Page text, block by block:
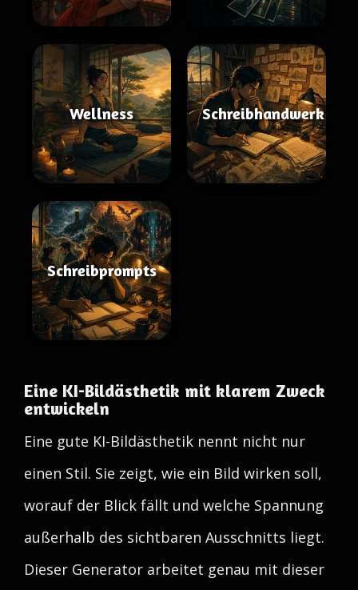
Wellness Schreibhandwerk
Schreibprompts
Eine KI-Bildästhetik mit klarem Zweck
entwickeln
Eine gute KI-Bildästhetik nennt nicht nur
einen Stil. Sie zeigt, wie ein Bild wirken soll,
worauf der Blick fällt und welche Spannung
außerhalb des sichtbaren Ausschnitts liegt.
Dieser Generator arbeitet genau mit dieser